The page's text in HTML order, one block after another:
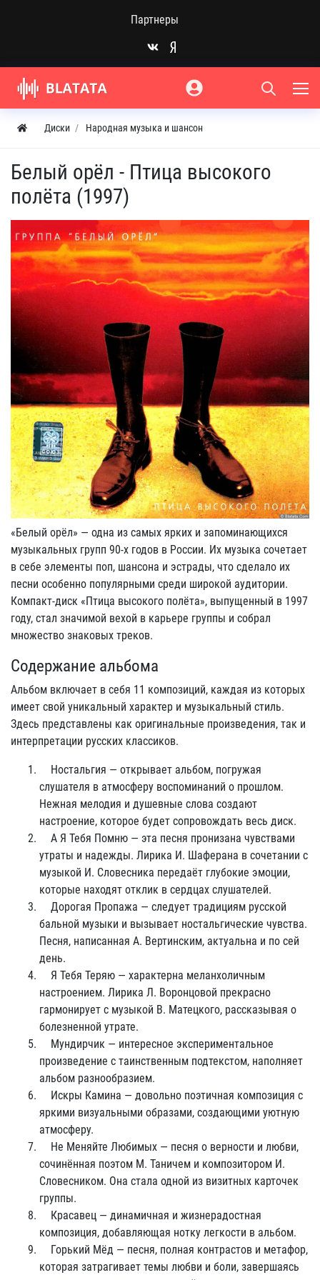
Партнеры
Диски Народная музыка и шансон
Белый орёл - Птица высокого
полёта (1997)
«Белый орёл» — одна из самых ярких и запоминающихся
музыкальных групп 90-х годов в России. Их музыка сочетает
в себе элементы поп, шансона и эстрады, что сделало их
песни особенно популярными среди широкой аудитории.
Компакт-диск «Птица высокого полёта», выпущенный в 1997
году, стал значимой вехой в карьере группы и собрал
множество знаковых треков.
Содержание альбома
Альбом включает в себя 11 композиций, каждая из которых
имеет свой уникальный характер и музыкальный стиль.
Здесь представлены как оригинальные произведения, так и
интерпретации русских классиков.
Ностальгия — открывает альбом, погружая
слушателя в атмосферу воспоминаний о прошлом.
Нежная мелодия и душевные слова создают
настроение, которое будет сопровождать весь диск.
А Я Тебя Помню — эта песня пронизана чувствами
утраты и надежды. Лирика И. Шаферана в сочетании с
музыкой И. Словесника передаёт глубокие эмоции,
которые находят отклик в сердцах слушателей.
Дорогая Пропажа — следует традициям русской
бальной музыки и вызывает ностальгические чувства.
Песня, написанная А. Вертинским, актуальна и по сей
день.
Я Тебя Теряю — характерна меланхоличным
настроением. Лирика Л. Воронцовой прекрасно
гармонирует с музыкой В. Матецкого, рассказывая о
болезненной утрате.
Мундирчик — интересное экспериментальное
произведение с таинственным подтекстом, наполняет
альбом разнообразием.
Искры Камина — довольно поэтичная композиция с
яркими визуальными образами, создающими уютную
атмосферу.
Не Меняйте Любимых — песня о верности и любви,
сочинённая поэтом М. Таничем и композитором И.
Словесником. Она стала одной из визитных карточек
группы.
Красавец — динамичная и жизнерадостная
композиция, добавляющая нотку легкости в альбом.
Горький Мёд — песня, полная контрастов и метафор,
которая затрагивает темы любви и боли, завершаясь